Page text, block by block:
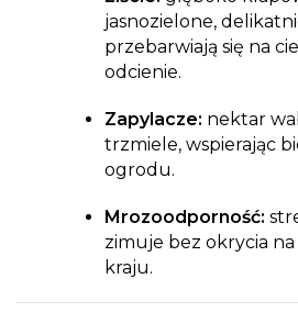
jasnozielone,
przebarwiają się na
odcienie.
Zapylacze: nektar
trzmiele, wspierając
ogrodu.
Mrozoodporność:
zimuje bez okrycia na
kraju.